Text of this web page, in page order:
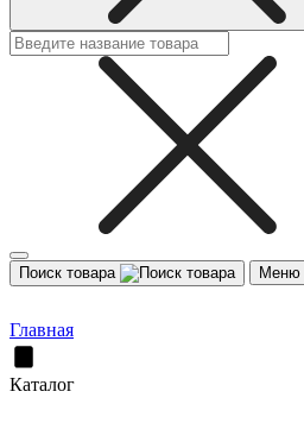
Поиск товара Меню
Главная
Каталог